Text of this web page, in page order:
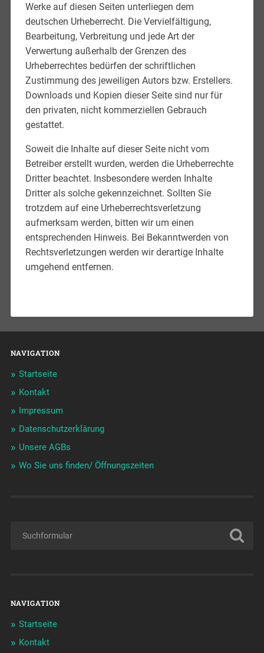
Werke auf diesen Seiten unterliegen dem
deutschen Urheberrecht. Die Vervielfältigung,
Bearbeitung, Verbreitung und jede Art der
Verwertung außerhalb der Grenzen des
Urheberrechtes bedürfen der schriftlichen
Zustimmung des jeweiligen Autors bzw. Erstellers.
Downloads und Kopien dieser Seite sind nur für
den privaten, nicht kommerziellen Gebrauch
gestattet.
Soweit die Inhalte auf dieser Seite nicht vom
Betreiber erstellt wurden, werden die Urheberrechte
Dritter beachtet. Insbesondere werden Inhalte
Dritter als solche gekennzeichnet. Sollten Sie
trotzdem auf eine Urheberrechtsverletzung
aufmerksam werden, bitten wir um einen
entsprechenden Hinweis. Bei Bekanntwerden von
Rechtsverletzungen werden wir derartige Inhalte
umgehend entfernen.
NAVIGATION
Startseite
Kontakt
Impressum
Datenschutzerklärung
Unsere AGBs
Wo Sie uns finden/ Öffnungszeiten
NAVIGATION
Startseite
Kontakt